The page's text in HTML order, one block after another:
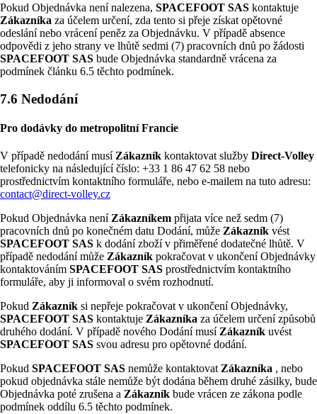
Pokud Objednávka není nalezena, SPACEFOOT SAS kontaktuje
Zákazníka za účelem určení, zda tento si přeje získat opětovné
odeslání nebo vrácení peněz za Objednávku. V případě absence
odpovědi z jeho strany ve lhůtě sedmi (7) pracovních dnů po žádosti
SPACEFOOT SAS bude Objednávka standardně vrácena za
podmínek článku 6.5 těchto podmínek.
7.6 Nedodání
Pro dodávky do metropolitní Francie
V případě nedodání musí Zákazník kontaktovat služby Direct-Volley
telefonicky na následující číslo: +33 1 86 47 62 58 nebo
prostřednictvím kontaktního formuláře, nebo e-mailem na tuto adresu:
contact@direct-volley.cz
Pokud Objednávka není Zákazníkem přijata více než sedm (7)
pracovních dnů po konečném datu Dodání, může Zákazník vést
SPACEFOOT SAS k dodání zboží v přiměřené dodatečné lhůtě. V
případě nedodání může Zákazník pokračovat v ukončení Objednávky
kontaktováním SPACEFOOT SAS prostřednictvím kontaktního
formuláře, aby ji informoval o svém rozhodnutí.
Pokud Zákazník si nepřeje pokračovat v ukončení Objednávky,
SPACEFOOT SAS kontaktuje Zákazníka za účelem určení způsobů
druhého dodání. V případě nového Dodání musí Zákazník uvést
SPACEFOOT SAS svou adresu pro opětovné dodání.
Pokud SPACEFOOT SAS nemůže kontaktovat Zákazníka , nebo
pokud objednávka stále nemůže být dodána během druhé zásilky, bude
Objednávka poté zrušena a Zákazník bude vrácen ze zákona podle
podmínek oddílu 6.5 těchto podmínek.